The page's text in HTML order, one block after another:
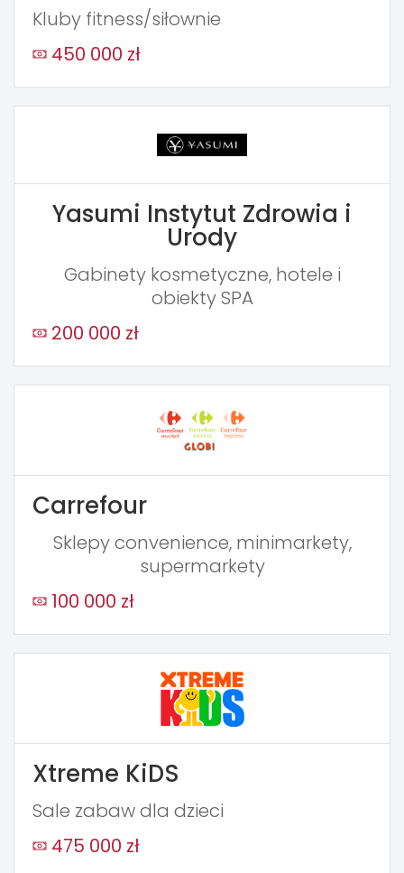
Kluby fitness/siłownie
450 000 zł
Yasumi Instytut Zdrowia i
Urody
Gabinety kosmetyczne, hotele i
obiekty SPA
200 000 zł
Carrefour
Sklepy convenience, minimarkety,
supermarkety
100 000 zł
Xtreme KiDS
Sale zabaw dla dzieci
475 000 zł